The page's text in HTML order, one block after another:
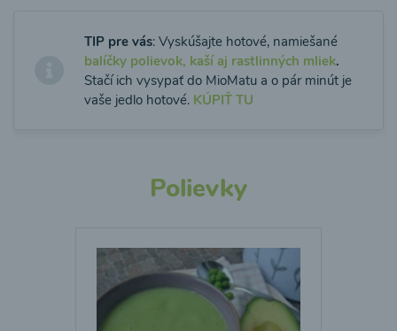
TIP pre vás: Vyskúšajte hotové, namiešané
balíčky polievok, kaší aj rastlinných mliek.
Stačí ich vysypať do MioMatu a o pár minút je
vaše jedlo hotové. KÚPIŤ TU
Polievky